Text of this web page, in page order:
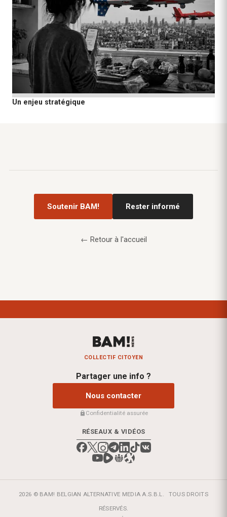
Un enjeu stratégique
Soutenir BAM! Rester informé
← Retour à l'accueil
COLLECTIF CITOYEN
Partager une info ?
Nous contacter
Confidentialité assurée
RÉSEAUX & VIDÉOS
2026 © BAM! BELGIAN ALTERNATIVE MEDIA A.S.B.L.
TOUS DROITS
RÉSERVÉS.